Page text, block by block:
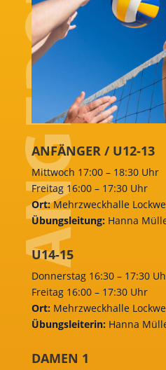
ANFÄNGER / U12-13
Mittwoch 17:00 – 18:30 Uhr
Freitag 16:00 – 17:30 Uhr
Ort:Mehrzweckhalle
Übungsleitung:Hanna
U14-15
Donnerstag 16:30 – 17:30
Freitag 16:00 – 17:30 Uhr
Ort:Mehrzweckhalle
Übungsleiterin:Hanna
DAMEN 1